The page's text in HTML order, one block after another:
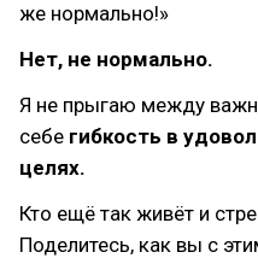
же нормально!»
Нет, не нормально.
Я не прыгаю между
себе гибкость в
целях.
Кто ещё так живёт и
Поделитесь, как вы с